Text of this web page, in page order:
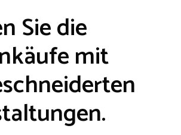
Sie die
mit